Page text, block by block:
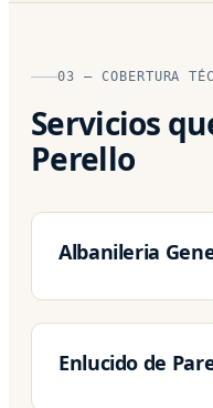
03 — COBERTURA
Servicios
Perello
Albanileria
Enlucido de